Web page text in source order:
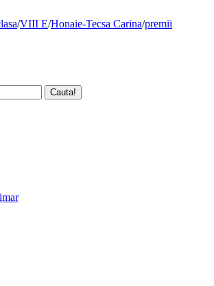
/VIII E/Honaie-Tecsa Carina/premii